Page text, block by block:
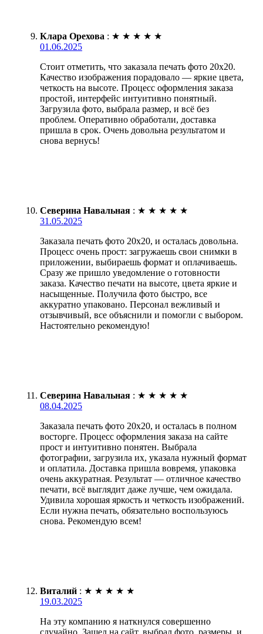
Клара Орехова : ★ ★ ★ ★ ★
01.06.2025
Стоит отметить, что заказала печать фото 20х20.
Качество изображения порадовало — яркие цвета,
четкость на высоте. Процесс оформления заказа
простой, интерфейс интуитивно понятный.
Загрузила фото, выбрала размер, и всё без
проблем. Оперативно обработали, доставка
пришла в срок. Очень довольна результатом и
снова вернусь!
Северина Навальная : ★ ★ ★ ★ ★
31.05.2025
Заказала печать фото 20х20, и осталась довольна.
Процесс очень прост: загружаешь свои снимки в
приложении, выбираешь формат и оплачиваешь.
Сразу же пришло уведомление о готовности
заказа. Качество печати на высоте, цвета яркие и
насыщенные. Получила фото быстро, все
аккуратно упаковано. Персонал вежливый и
отзывчивый, все объяснили и помогли с выбором.
Настоятельно рекомендую!
Северина Навальная : ★ ★ ★ ★ ★
08.04.2025
Заказала печать фото 20х20, и осталась в полном
восторге. Процесс оформления заказа на сайте
прост и интуитивно понятен. Выбрала
фотографии, загрузила их, указала нужный формат
и оплатила. Доставка пришла вовремя, упаковка
очень аккуратная. Результат — отличное качество
печати, всё выглядит даже лучше, чем ожидала.
Удивила хорошая яркость и четкость изображений.
Если нужна печать, обязательно воспользуюсь
снова. Рекомендую всем!
Виталий : ★ ★ ★ ★ ★
19.03.2025
На эту компанию я наткнулся совершенно
случайно. Зашел на сайт, выбрал фото, размеры, и